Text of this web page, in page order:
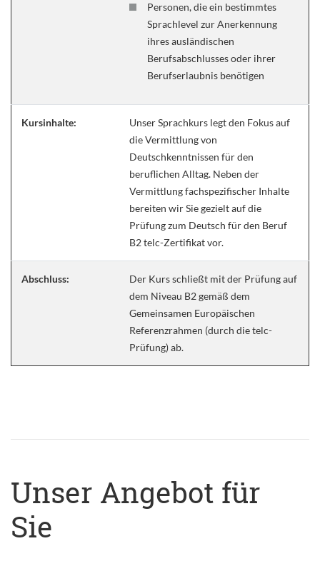
Personen, die ein bestimmtes
Sprachlevel zur Anerkennung
ihres ausländischen
Berufsabschlusses oder ihrer
Berufserlaubnis benötigen
Kursinhalte:
Unser Sprachkurs legt den Fokus auf
die Vermittlung von
Deutschkenntnissen für den
beruflichen Alltag. Neben der
Vermittlung fachspezifischer Inhalte
bereiten wir Sie gezielt auf die
Prüfung zum Deutsch für den Beruf
B2 telc-Zertifikat vor.
Abschluss:
Der Kurs schließt mit der Prüfung auf
dem Niveau B2 gemäß dem
Gemeinsamen Europäischen
Referenzrahmen (durch die telc-
Prüfung) ab.
Unser Angebot für
Sie